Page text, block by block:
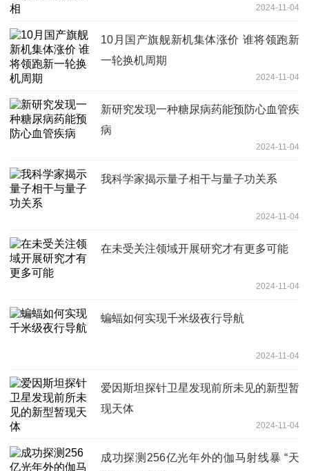
2024-11-04
10月国产旗舰新机集体涨价 谁将领跑新
一轮换机周期
2024-11-04
新研究发现一种糖尿病药能预防心血管疾
病
2024-11-04
我科学家揭示量子相干与量子功关系
2024-11-04
在未受关注领域开展研究才有更多可能
2024-11-04
蝙蝠如何实现千米级夜行导航
2024-11-04
爱因斯坦探针卫星发现前所未见的新型暂
现天体
2024-11-04
成功探测256亿光年外的伽马射线暴 “天